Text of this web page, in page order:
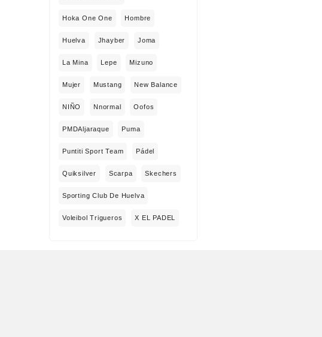
Hoka One One Hombre
Huelva Jhayber Joma
La Mina Lepe Mizuno
Mujer Mustang New Balance
NIÑO Nnormal Oofos
PMDAljaraque Puma
Puntiti Sport Team Pádel
Quiksilver Scarpa Skechers
Sporting Club De Huelva
Voleibol Trigueros X EL PADEL